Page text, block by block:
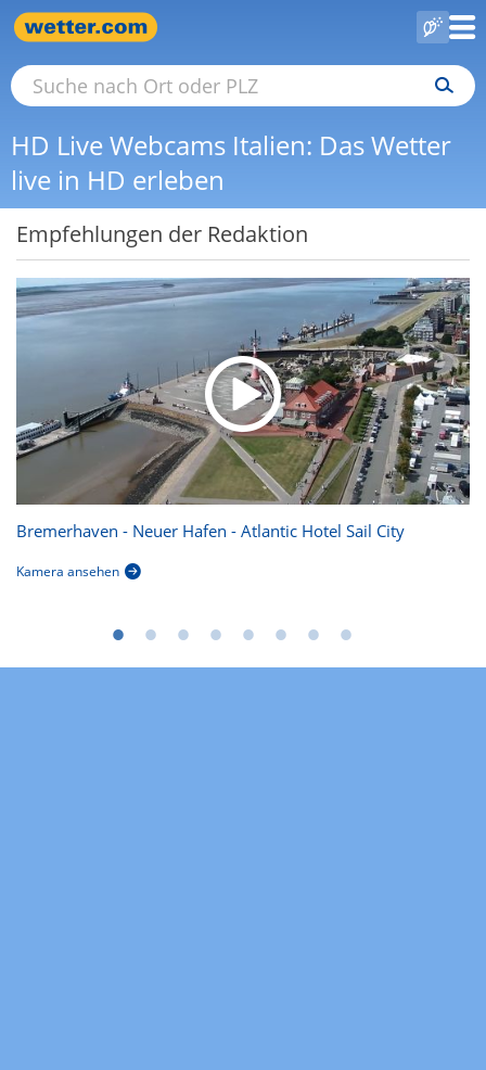
HD Live Webcams Italien: Das Wetter
live in HD erleben
Empfehlungen der Redaktion
Bremerhaven - Neuer Hafen - Atlantic Hotel Sail City
Kamera ansehen